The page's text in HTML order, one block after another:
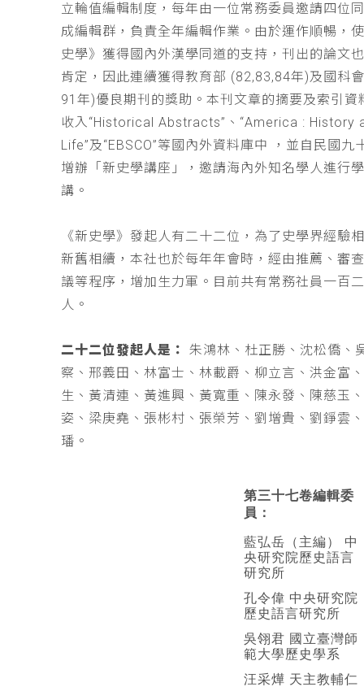
立輪值編輯制度，每年由一位常務委員邀請四位
成編輯群，負責全年編輯作業。由於運作順暢，
史學》獲得國內外漢學同道的支持，刊出的論文
肯定，因此連續獲得教育部 (82,83,84年)及國科
91年)優良期刊的獎助。本刊文章的摘要及索引資
收入“Historical Abstracts”、“America : History
Life”及“EBSCO”等國內外資料庫中 ，並自民國九
增辦「新史學講座」，邀請海內外知名學人進行
講。
《新史學》發起人有二十二位，為了史學界經驗
新舊相續，本社也於每年年會時，經由推薦、審
議等程序，增加生力軍。目前共有常務社員一百
人。
二十二位發起人是：
朱鴻林、杜正勝、沈松僑、
察、邢義田、林富士、林載爵、柳立言、洪金富
生、黃清連、黃進興、黃寬重、陳永發、陳慈玉
姿、梁庚堯、張彬村、張榮芳、劉增貴、劉錚雲
璠。
第三十七卷編輯委
員：
藍弘岳（主編） 中
央研究院歷史語言
研究所
孔令偉 中央研究院
歷史語言研究所
吳翎君 國立臺灣師
範大學歷史學系
汪采燁 天主教輔仁